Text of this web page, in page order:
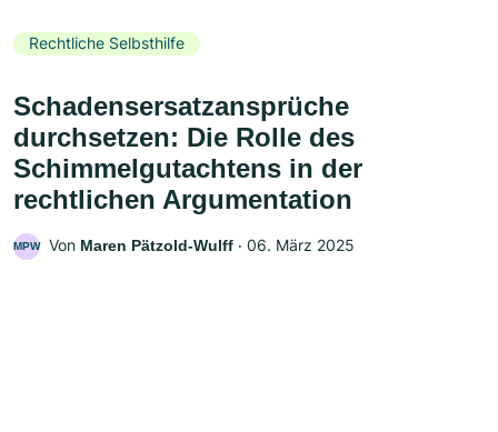
Rechtliche Selbsthilfe
Schadensersatzansprüche
durchsetzen: Die Rolle des
Schimmelgutachtens in der
rechtlichen Argumentation
MPW Von Maren Pätzold-Wulff ‧ 06. März 2025